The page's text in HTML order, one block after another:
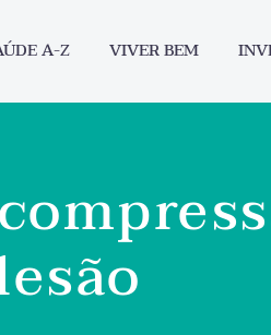
A-Z VIVER BEM